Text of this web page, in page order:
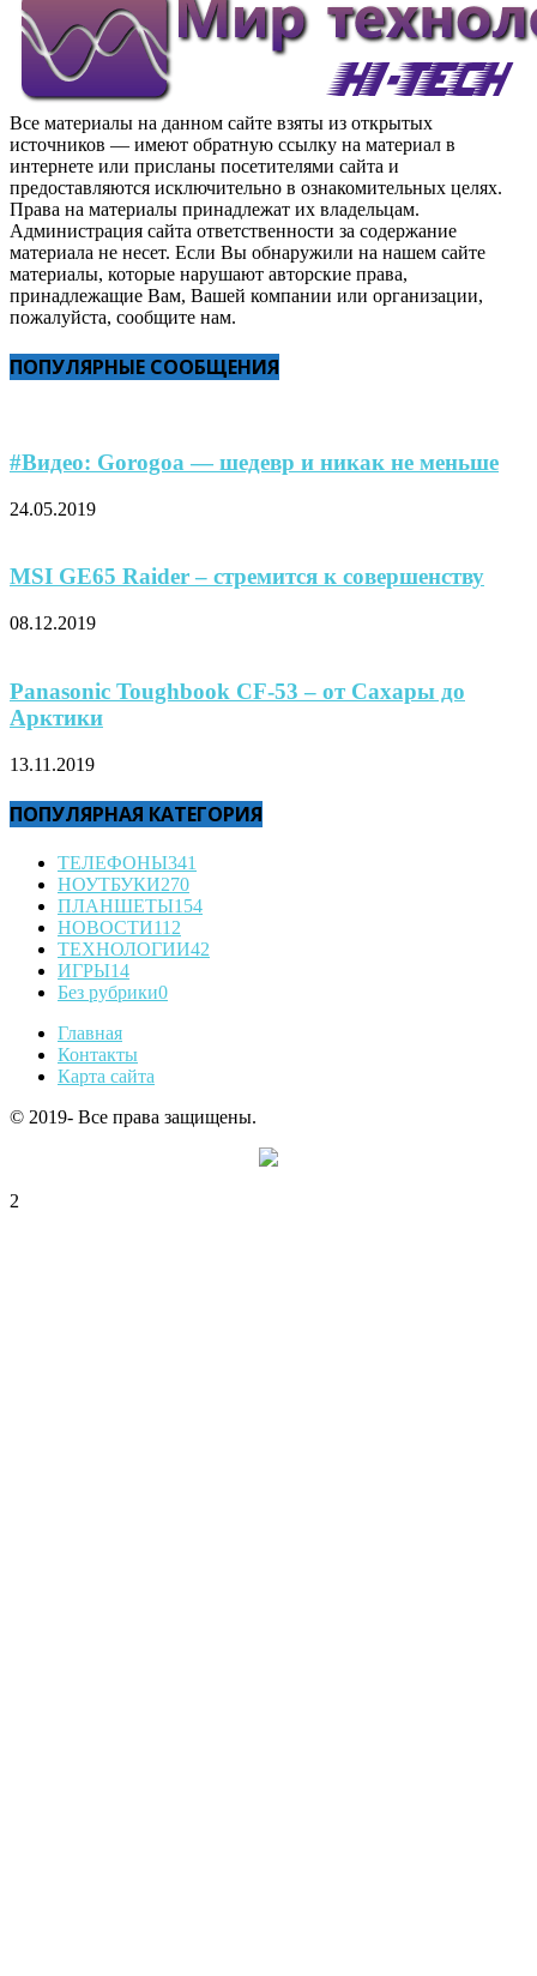
Все материалы на данном сайте взяты из открытых
источников — имеют обратную ссылку на материал в
интернете или присланы посетителями сайта и
предоставляются исключительно в ознакомительных целях.
Права на материалы принадлежат их владельцам.
Администрация сайта ответственности за содержание
материала не несет. Если Вы обнаружили на нашем сайте
материалы, которые нарушают авторские права,
принадлежащие Вам, Вашей компании или организации,
пожалуйста, сообщите нам.
ПОПУЛЯРНЫЕ СООБЩЕНИЯ
#Видео: Gorogoa — шедевр и никак не меньше
24.05.2019
MSI GE65 Raider – стремится к совершенству
08.12.2019
Panasonic Toughbook CF-53 – от Сахары до
Арктики
13.11.2019
ПОПУЛЯРНАЯ КАТЕГОРИЯ
ТЕЛЕФОНЫ341
НОУТБУКИ270
ПЛАНШЕТЫ154
НОВОСТИ112
ТЕХНОЛОГИИ42
ИГРЫ14
Без рубрики0
Главная
Контакты
Карта сайта
© 2019- Все права защищены.
2